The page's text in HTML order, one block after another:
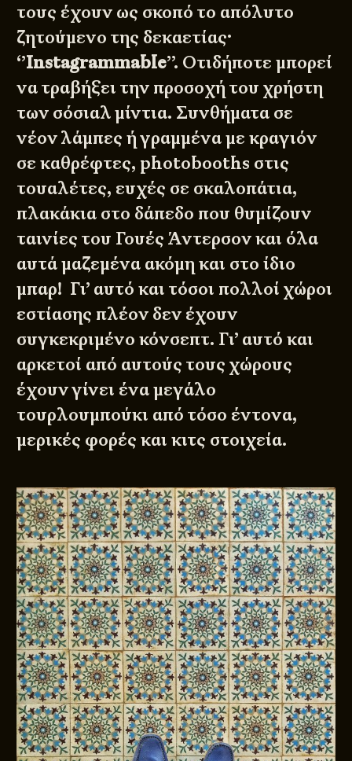
τους έχουν ως σκοπό το απόλυτο
ζητούμενο της δεκαετίας·
‘’Instagrammable’’. Οτιδήποτε μπορεί
να τραβήξει την προσοχή του χρήστη
των σόσιαλ μίντια. Συνθήματα σε
νέον λάμπες ή γραμμένα με κραγιόν
σε καθρέφτες, photobooths στις
τουαλέτες, ευχές σε σκαλοπάτια,
πλακάκια στο δάπεδο που θυμίζουν
ταινίες του Γουές Άντερσον και όλα
αυτά μαζεμένα ακόμη και στο ίδιο
μπαρ! Γι’ αυτό και τόσοι πολλοί χώροι
εστίασης πλέον δεν έχουν
συγκεκριμένο κόνσεπτ. Γι’ αυτό και
αρκετοί από αυτούς τους χώρους
έχουν γίνει ένα μεγάλο
τουρλουμπούκι από τόσο έντονα,
μερικές φορές και κιτς στοιχεία.